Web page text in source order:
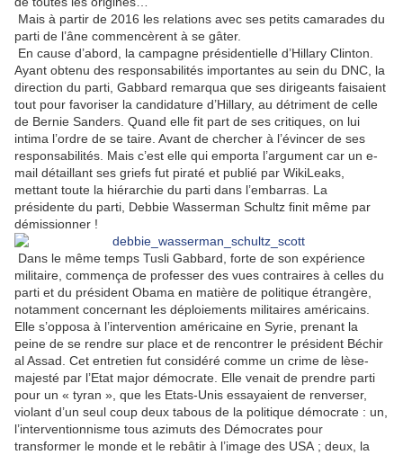
Mais à partir de 2016 les relations avec ses petits camarades du
parti de l’âne commencèrent à se gâter.
En cause d’abord, la campagne présidentielle d’Hillary Clinton.
Ayant obtenu des responsabilités importantes au sein du DNC, la
direction du parti, Gabbard remarqua que ses dirigeants faisaient
tout pour favoriser la candidature d’Hillary, au détriment de celle
de Bernie Sanders. Quand elle fit part de ses critiques, on lui
intima l’ordre de se taire. Avant de chercher à l’évincer de ses
responsabilités. Mais c’est elle qui emporta l’argument car un e-
mail détaillant ses griefs fut piraté et publié par WikiLeaks,
mettant toute la hiérarchie du parti dans l’embarras. La
présidente du parti, Debbie Wasserman Schultz finit même par
démissionner !
Dans le même temps Tusli Gabbard, forte de son expérience
militaire, commença de professer des vues contraires à celles du
parti et du président Obama en matière de politique étrangère,
notamment concernant les déploiements militaires américains.
Elle s’opposa à l’intervention américaine en Syrie, prenant la
peine de se rendre sur place et de rencontrer le président Béchir
al Assad. Cet entretien fut considéré comme un crime de lèse-
majesté par l’Etat major démocrate. Elle venait de prendre parti
pour un « tyran », que les Etats-Unis essayaient de renverser,
violant d’un seul coup deux tabous de la politique démocrate : un,
l’interventionnisme tous azimuts des Démocrates pour
transformer le monde et le rebâtir à l’image des USA ; deux, la